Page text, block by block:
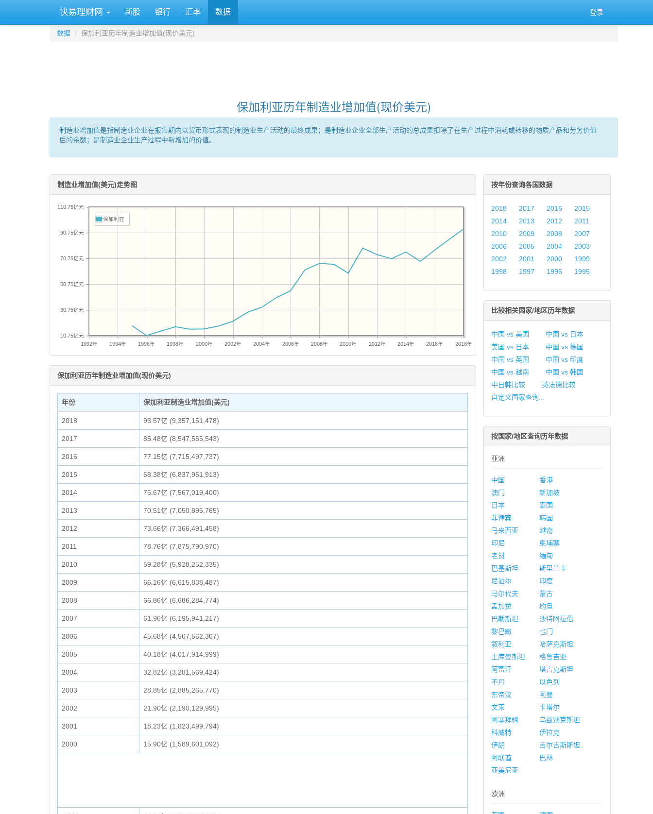
快易理财网 新股 银行 汇率 数据 登录
数据 保加利亚历年制造业增加值(现价美元)
保加利亚历年制造业增加值(现价美元)
制造业增加值是指制造业企业在报告期内以货币形式表现的制造业生产活动的最终成果；是制造业企业全部生产活动的总成果扣除了在生产过程中消耗或转移的物质产品和劳务价值
后的余额；是制造业企业生产过程中新增加的价值。
制造业增加值(美元)走势图
1992年 1994年 1996年 1998年 2000年 2002年 2004年 2006年 2008年 2010年 2012年 2014年 2016年 2018年
10.75亿元
30.75亿元
50.75亿元
70.75亿元
90.75亿元
110.75亿元
保加利亚
保加利亚历年制造业增加值(现价美元)
年份 保加利亚制造业增加值(美元)
2018 93.57亿 (9,357,151,478)
2017 85.48亿 (8,547,565,543)
2016 77.15亿 (7,715,497,737)
2015 68.38亿 (6,837,961,913)
2014 75.67亿 (7,567,019,400)
2013 70.51亿 (7,050,895,765)
2012 73.66亿 (7,366,491,458)
2011 78.76亿 (7,875,790,970)
2010 59.28亿 (5,928,252,335)
2009 66.16亿 (6,615,838,487)
2008 66.86亿 (6,686,284,774)
2007 61.96亿 (6,195,941,217)
2006 45.68亿 (4,567,562,367)
2005 40.18亿 (4,017,914,999)
2004 32.82亿 (3,281,569,424)
2003 28.85亿 (2,885,265,770)
2002 21.90亿 (2,190,129,995)
2001 18.23亿 (1,823,499,794)
2000 15.90亿 (1,589,601,092)
按年份查询各国数据
2018 2017 2016
2015
2014
2013 2012
2011
2010
2009 2008
2007
2006
2005 2004
2003
2002
2001 2000
1999
1998
1997 1996 1995
比较相关国家/地区历年数据
中国 vs 美国
中国 vs 日本
美国 vs 日本
中国 vs 德国
中国 vs 英国
中国 vs 印度
中国 vs 越南
中国 vs 韩国
中日韩比较
英法德比较
自定义国家查询...
按国家/地区查询历年数据
亚洲
中国
香港
澳门
新加坡
日本
泰国
菲律宾
韩国
马来西亚
越南
印尼
柬埔寨
老挝
缅甸
巴基斯坦
斯里兰卡
尼泊尔
印度
马尔代夫
蒙古
孟加拉
约旦
巴勒斯坦
沙特阿拉伯
黎巴嫩
也门
叙利亚
哈萨克斯坦
土库曼斯坦
格鲁吉亚
阿富汗
塔吉克斯坦
不丹
以色列
东帝汶
阿曼
文莱
卡塔尔
阿塞拜疆
乌兹别克斯坦
科威特
伊拉克
伊朗
吉尔吉斯斯坦
阿联酋
巴林
亚美尼亚
欧洲